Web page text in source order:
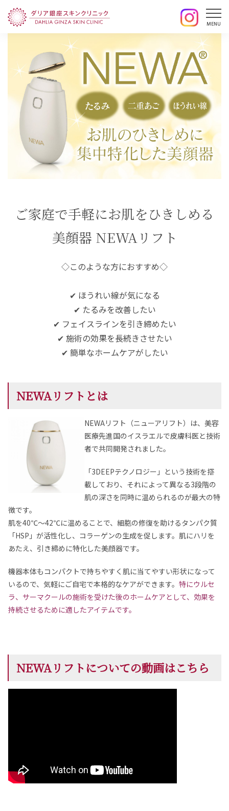
ご家庭で手軽にお肌をひきしめる
美顔器 NEWAリフト
◇このような方におすすめ◇
✔ ほうれい線が気になる
✔ たるみを改善したい
✔ フェイスラインを引き締めたい
✔ 施術の効果を長続きさせたい
✔ 簡単なホームケアがしたい
NEWAリフトとは
NEWAリフト（ニューアリフト）は、美容
医療先進国のイスラエルで皮膚科医と技術
者で共同開発されました。
「3DEEPテクノロジー」という技術を搭
載しており、それによって異なる3段階の
肌の深さを同時に温められるのが最大の特
徴です。
肌を40℃～42℃に温めることで、細胞の修復を助けるタンパク質
「HSP」が活性化し、コラーゲンの生成を促します。肌にハリを
あたえ、引き締めに特化した美顔器です。
機器本体もコンパクトで持ちやすく肌に当てやすい形状になって
いるので、気軽にご自宅で本格的なケアができます。 特にウルセ
ラ、サーマクールの施術を受けた後のホームケアとして、効果を
持続させるために適したアイテムです。
NEWAリフトについての動画はこちら